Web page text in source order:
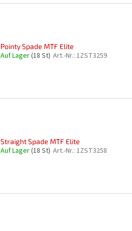
Pointy Spade MTF Elite
Auf Lager(18 St) Art.-Nr.: 1ZST3259
Straight Spade MTF Elite
Auf Lager(18 St) Art.-Nr.: 1ZST3258